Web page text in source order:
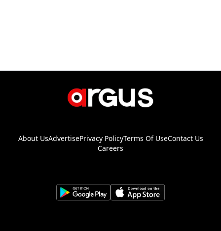
About UsAdvertisePrivacy PolicyTerms Of UseContact Us
Careers